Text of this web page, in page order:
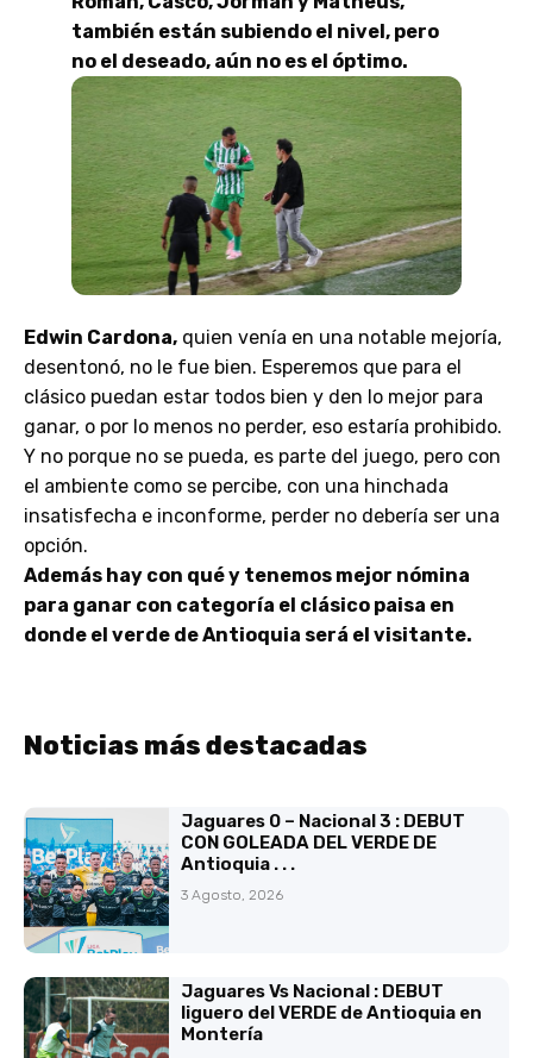
también están subiendo el nivel, pero
no el deseado, aún no es el óptimo.
Edwin Cardona, quien venía en una notable mejoría,
desentonó, no le fue bien. Esperemos que para el
clásico puedan estar todos bien y den lo mejor para
ganar, o por lo menos no perder, eso estaría prohibido.
Y no porque no se pueda, es parte del juego, pero con
el ambiente como se percibe, con una hinchada
insatisfecha e inconforme, perder no debería ser una
opción.
Además hay con qué y tenemos mejor nómina
para ganar con categoría el clásico paisa en
donde el verde de Antioquia será el visitante.
Noticias más destacadas
Jaguares 0 – Nacional 3 : DEBUT
CON GOLEADA DEL VERDE DE
Antioquia . . .
3 Agosto, 2026
Jaguares Vs Nacional : DEBUT
liguero del VERDE de Antioquia en
Montería